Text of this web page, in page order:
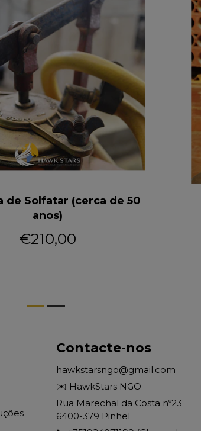
de Solfatar (cerca de 50
anos)
€210,00
Contacte-nos
hawkstarsngo@gmail.com
✉️ HawkStars NGO
Rua Marechal da Costa nº23
6400-379 Pinhel